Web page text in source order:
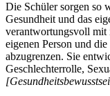
Die Schüler sorgen so
Gesundheit und das
verantwortungsvoll mit
eigenen Person und
abzugrenzen. Sie
Geschlechterrolle,